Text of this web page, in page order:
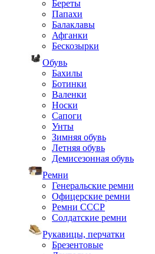
Береты
Папахи
Балаклавы
Афганки
Бескозырки
Обувь
Бахилы
Ботинки
Валенки
Носки
Сапоги
Унты
Зимняя обувь
Летняя обувь
Демисезонная обувь
Ремни
Генеральские ремни
Офицерские ремни
Ремни СССР
Солдатские ремни
Рукавицы, перчатки
Брезентовые